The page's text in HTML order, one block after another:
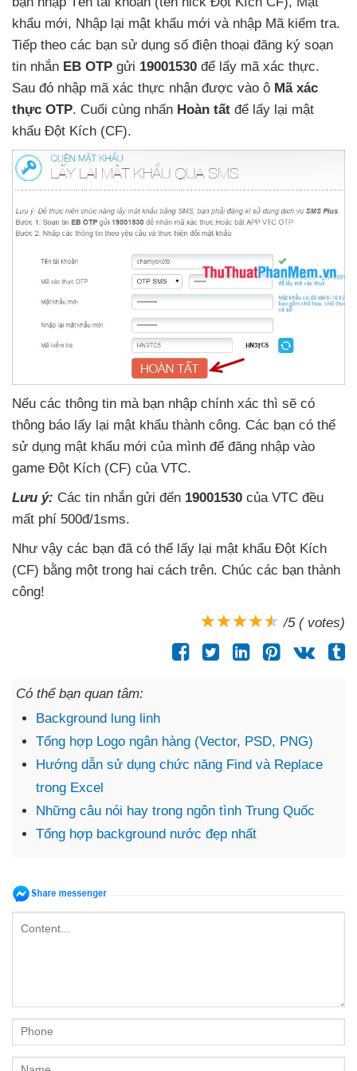
khẩu mới, Nhập lại mật khẩu mới và nhập Mã kiểm tra.
Tiếp theo các bạn sử dụng số điện thoại đăng ký soạn
tin nhắn EB OTP gửi 19001530 để lấy mã xác thực.
Sau đó nhập mã xác thực nhận được vào ô Mã xác
thực OTP. Cuối cùng nhấn Hoàn tất để lấy lại mật
khẩu Đột Kích (CF).
Nếu các thông tin mà bạn nhập chính xác thì sẽ có
thông báo lấy lại mật khẩu thành công. Các bạn có thể
sử dụng mật khẩu mới của mình để đăng nhập vào
game Đột Kích (CF) của VTC.
Lưu ý: Các tin nhắn gửi đến 19001530 của VTC đều
mất phí 500đ/1sms.
Như vậy các bạn đã có thể lấy lại mật khẩu Đột Kích
(CF) bằng một trong hai cách trên. Chúc các bạn thành
công!
/5 ( votes)
Có thể bạn quan tâm:
Background lung linh
Tổng hợp Logo ngân hàng (Vector, PSD, PNG)
Hướng dẫn sử dụng chức năng Find và Replace
trong Excel
Những câu nói hay trong ngôn tình Trung Quốc
Tổng hợp background nước đẹp nhất